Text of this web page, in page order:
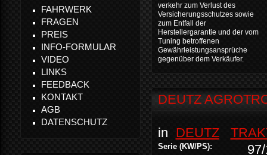
verkehr zum Verlust des
Versicherungsschutzes sowie
zum Entfall der
Herstellergarantie und der vom
Tuning betroffenen
Gewährleistungsansprüche
gegenüber dem Verkäufer.
DEUTZ
in DEUTZ
Serie (KW/PS):
FAHRWERK
FRAGEN
PREIS
INFO-FORMULAR
VIDEO
LINKS
FEEDBACK
KONTAKT
AGB
DATENSCHUTZ